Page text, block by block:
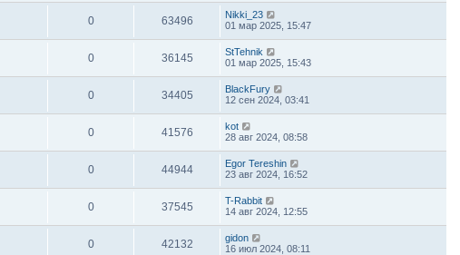
0 63496
Nikki_23
01 мар 2025, 15:47
0 36145
StTehnik
01 мар 2025, 15:43
0 34405
BlackFury
12 сен 2024, 03:41
0 41576
kot
28 авг 2024, 08:58
0 44944
Egor Tereshin
23 авг 2024, 16:52
0 37545
T-Rabbit
14 авг 2024, 12:55
0 42132
gidon
16 июл 2024, 08:11